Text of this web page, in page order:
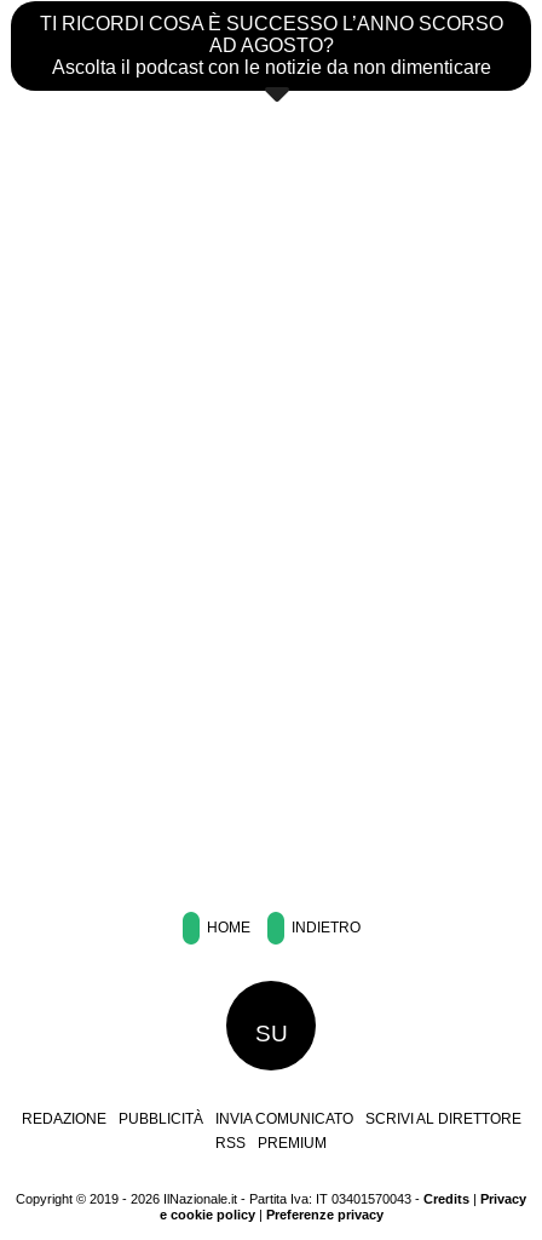
TI RICORDI COSA È SUCCESSO L’ANNO SCORSO
AD AGOSTO?
Ascolta il podcast con le notizie da non dimenticare
HOME INDIETRO
SU
REDAZIONE PUBBLICITÀ INVIA COMUNICATO
SCRIVI AL DIRETTORE
RSS
PREMIUM
Copyright © 2019 - 2026 IlNazionale.it - Partita Iva: IT 03401570043 - Credits
Privacy
e cookie policy| Preferenze privacy